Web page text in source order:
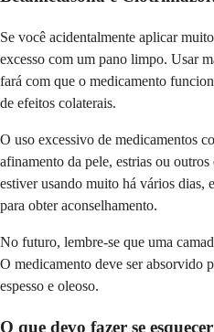
Se você acidentalmente aplicar
excesso com um pano limpo. Usar
fará com que o medicamento
de efeitos colaterais.
O uso excessivo de medicamentos
afinamento da pele, estrias ou
estiver usando muito há vários dias,
para obter aconselhamento.
No futuro, lembre-se que uma
O medicamento deve ser absorvido
espesso e oleoso.
O que devo fazer se